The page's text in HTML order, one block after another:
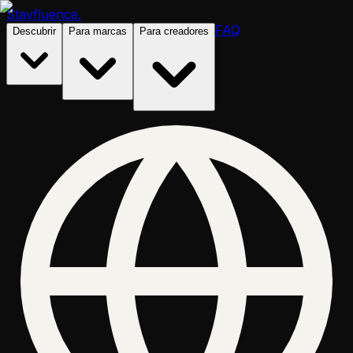
Stayfluence.
Descubrir Para marcas Para creadores FAQ